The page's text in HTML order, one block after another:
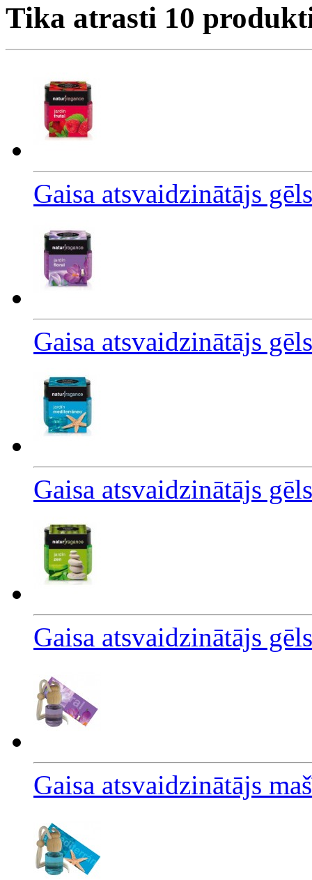
Tika atrasti 10
Gaisa atsvaidzinātājs
Gaisa atsvaidzinātājs
Gaisa atsvaidzinātājs
Gaisa atsvaidzinātājs
Gaisa atsvaidzinātājs